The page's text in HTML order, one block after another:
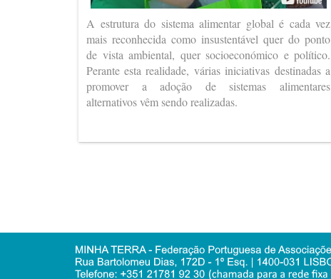
A estrutura do sistema alimentar global é cada vez
mais reconhecida como insustentável quer do ponto
de vista ambiental, quer socioeconómico e político.
Perante esta realidade, várias iniciativas destinadas a
promover a adoção de sistemas alimentares
alternativos vêm sendo realizadas.